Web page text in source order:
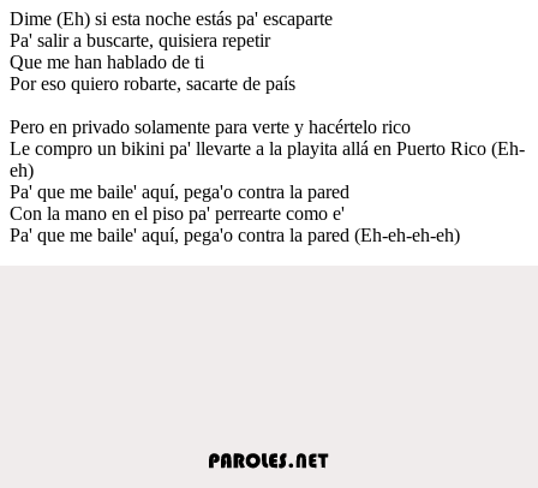
Dime (Eh) si esta noche estás pa' escaparte
Pa' salir a buscarte, quisiera repetir
Que me han hablado de ti
Por eso quiero robarte, sacarte de país
Pero en privado solamente para verte y hacértelo rico
Le compro un bikini pa' llevarte a la playita allá en Puerto Rico (Eh-
eh)
Pa' que me baile' aquí, pega'o contra la pared
Con la mano en el piso pa' perrearte como e'
Pa' que me baile' aquí, pega'o contra la pared (Eh-eh-eh-eh)